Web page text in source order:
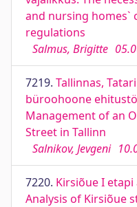
and nursing homes`
regulations
Salmus, Brigitte
7219. Tallinnas,
büroohoone
Management of an
Street in Tallinn
Salnikov, Jevgeni
7220. Kirsiõue I
Analysis of Kirsiõue